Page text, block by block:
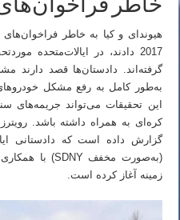
خاطر
2017 دادند، در ایالات‌متحده
گرفته‌اند. دادستان‌ها قصد دارند
به‌طور کامل به رفع مشکل
این تحقیقات می‌تواند جریمه‌های
کره‌ای به همراه داشته باشد.
گزارش داده است که دادستانی
زمینه آغاز کرده است.